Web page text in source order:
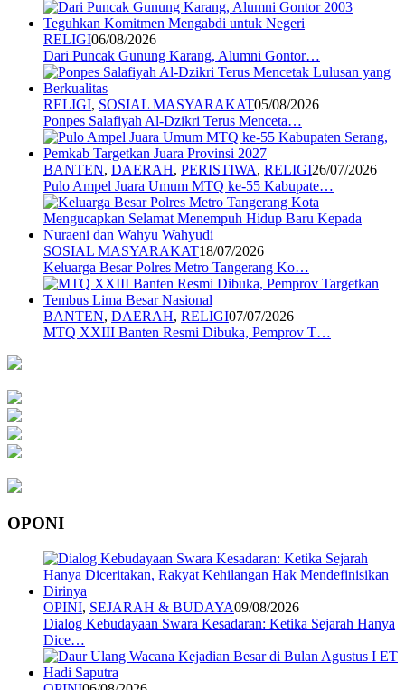
RELIGI06/08/2026
Dari Puncak Gunung Karang, Alumni Gontor…
RELIGI, SOSIAL MASYARAKAT05/08/2026
Ponpes Salafiyah Al-Dzikri Terus Menceta…
BANTEN, DAERAH, PERISTIWA, RELIGI26/07/2026
Pulo Ampel Juara Umum MTQ ke-55 Kabupate…
SOSIAL MASYARAKAT18/07/2026
Keluarga Besar Polres Metro Tangerang Ko…
BANTEN, DAERAH, RELIGI07/07/2026
MTQ XXIII Banten Resmi Dibuka, Pemprov T…
OPONI
OPINI, SEJARAH & BUDAYA09/08/2026
Dialog Kebudayaan Swara Kesadaran: Ketika Sejarah Hanya
Dice…